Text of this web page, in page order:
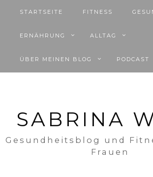
STARTSEITE FITNESS
ERNÄHRUNG ALLTAG
ÜBER MEINEN BLOG PODCAST
SABRINA
Gesundheitsblog und
Frauen